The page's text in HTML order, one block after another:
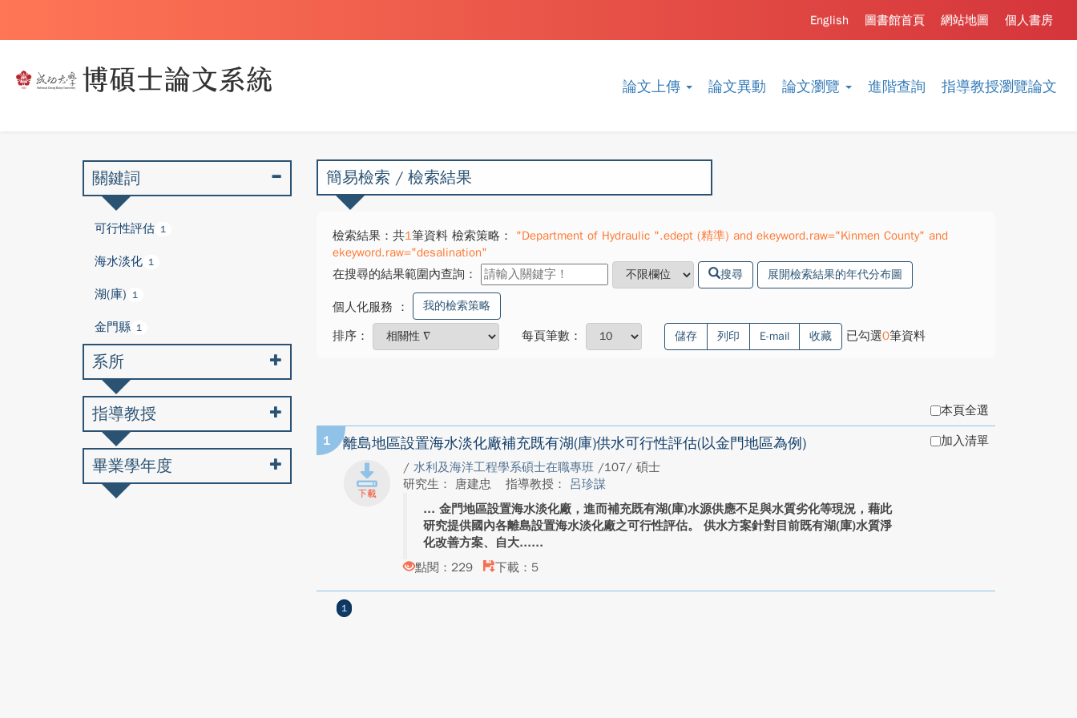
論文上傳 論文異動 論文瀏覽 進階查詢 指導教授瀏覽論文
個人書房
網站地圖
圖書館首頁
English
簡易檢索 / 檢索結果
檢索結果：共1筆資料 檢索策略：
"Department of Hydraulic ".edept (精準) and ekeyword.raw="Kinmen County" and
ekeyword.raw="desalination"
在搜尋的結果範圍內查詢：
搜尋 展開檢索結果的年代分布圖
個人化服務 ： 我的檢索策略
排序： 每頁筆數： 儲存 列印 E-mail 收藏 已勾選0筆資料
本頁全選
1 離島地區設置海水淡化廠補充既有湖(庫)供水可行性評估(以金門地區為例)
/ 水利及海洋工程學系碩士在職專班 /107/ 碩士
研究生： 唐建忠
指導教授： 呂珍謀
金門地區設置海水淡化廠，進而補充既有湖(庫)水源供應不足與水質劣化等現況，藉此
研究提供國內各離島設置海水淡化廠之可行性評估。 供水方案針對目前既有湖(庫)水質淨
化改善方案、自大...
點閱：229
下載：5
加入清單
1
關鍵詞
可行性評估 1
海水淡化 1
湖(庫) 1
金門縣 1
系所
指導教授
畢業學年度